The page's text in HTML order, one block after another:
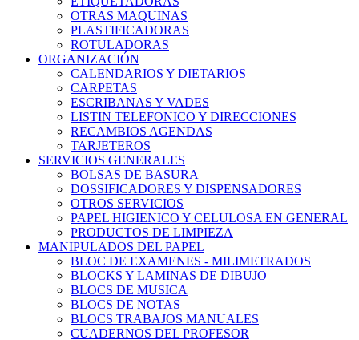
OTRAS MAQUINAS
PLASTIFICADORAS
ROTULADORAS
ORGANIZACIÓN
CALENDARIOS Y DIETARIOS
CARPETAS
ESCRIBANAS Y VADES
LISTIN TELEFONICO Y DIRECCIONES
RECAMBIOS AGENDAS
TARJETEROS
SERVICIOS GENERALES
BOLSAS DE BASURA
DOSSIFICADORES Y DISPENSADORES
OTROS SERVICIOS
PAPEL HIGIENICO Y CELULOSA EN GENERAL
PRODUCTOS DE LIMPIEZA
MANIPULADOS DEL PAPEL
BLOC DE EXAMENES - MILIMETRADOS
BLOCKS Y LAMINAS DE DIBUJO
BLOCS DE MUSICA
BLOCS DE NOTAS
BLOCS TRABAJOS MANUALES
CUADERNOS DEL PROFESOR